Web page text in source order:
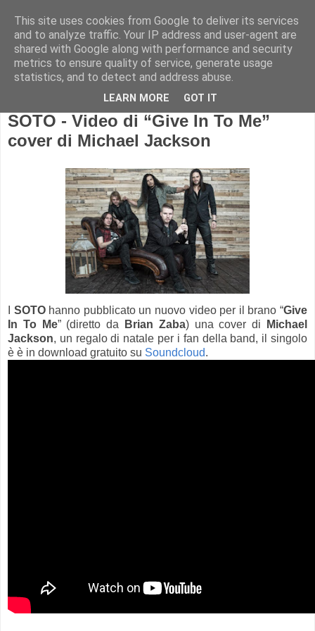
SOTO - Video di “Give In To Me”
cover di Michael Jackson
SOTOhanno pubblicato un nuovo video per il brano “Give
In To Me” (diretto da Brian Zaba) una cover di
Michael
Jackson, un regalo di natale per i fan della band, il singolo
è è in download gratuito su Soundcloud.
This site uses cookies from Google to deliver its services
and to analyze traffic. Your IP address and user-agent are
shared with Google along with performance and security
metrics to ensure quality of service, generate usage
statistics, and to detect and address abuse.
LEARN MORE GOT IT